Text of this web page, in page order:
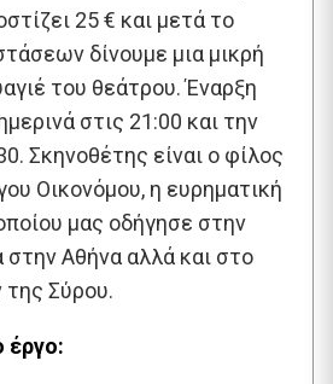
25 € και μετά το
δίνουμε μια μικρή
του θεάτρου. Έναρξη
στις 21:00 και την
Σκηνοθέτης είναι ο φίλος
Οικονόμου, η ευρηματική
μας οδήγησε στην
στην Αθήνα αλλά και στο
Σύρου.
έργο: